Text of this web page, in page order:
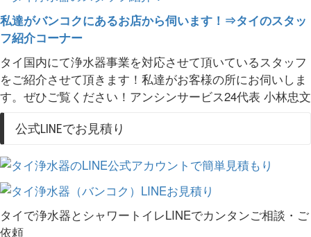
私達がバンコクにあるお店から伺います！⇒タイのスタッ
フ紹介コーナー
タイ国内にて浄水器事業を対応させて頂いているスタッフ
をご紹介させて頂きます！私達がお客様の所にお伺いしま
す。ぜひご覧ください！アンシンサービス24代表 小林忠文
公式LINEでお見積り
タイで浄水器とシャワートイレLINEでカンタンご相談・ご
依頼